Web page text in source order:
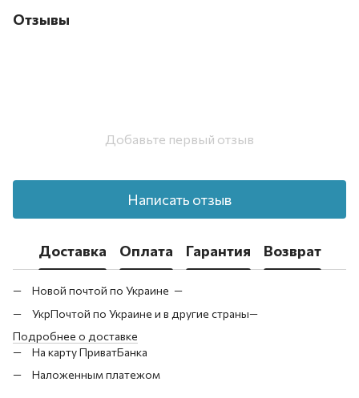
Отзывы
Добавьте первый отзыв
Написать отзыв
Доставка Оплата Гарантия Возврат
Новой почтой по Украине —
УкрПочтой по Украине и в другие страны—
Подробнее о доставке
На карту ПриватБанка
Наложенным платежом